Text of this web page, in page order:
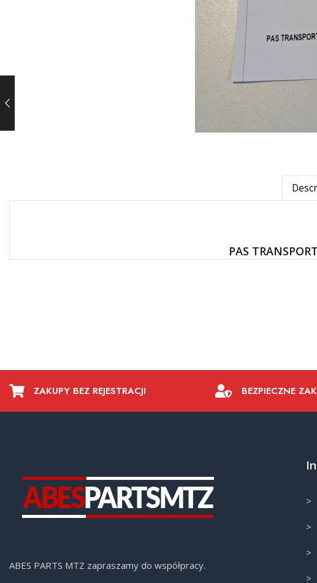
PAS
ZAKUPY BEZ REJESTRACJI BEZPIECZNE
ABES PARTS MTZ zapraszamy do współpracy.
>
>
>
>